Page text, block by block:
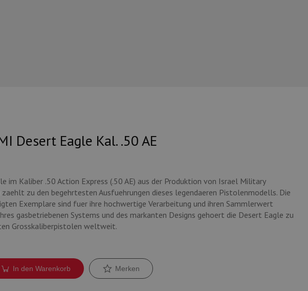
Desert Eagle Kal. .50 AE
im Kaliber .50 Action Express (.50 AE) aus der Produktion von Israel Military
zu den begehrtesten Ausfuehrungen dieses legendaeren Pistolenmodells. Die
Exemplare sind fuer ihre hochwertige Verarbeitung und ihren Sammlerwert
gasbetriebenen Systems und des markanten Designs gehoert die Desert Eagle zu
Grosskaliberpistolen weltweit.
In den Warenkorb Merken